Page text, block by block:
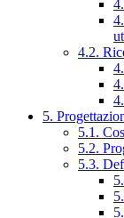
4.2.
5.
5.1.
5.2.
5.3.